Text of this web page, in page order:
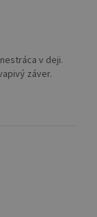
v deji.
záver.